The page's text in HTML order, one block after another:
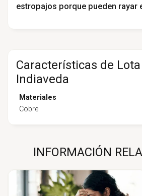
estropajos porque pueden rayar
Características de
Indiaveda
Materiales
Cobre
INFORMACIÓN